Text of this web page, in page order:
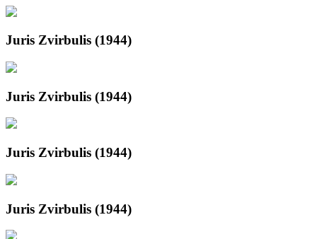
Juris Zvirbulis (1944)
Juris Zvirbulis (1944)
Juris Zvirbulis (1944)
Juris Zvirbulis (1944)